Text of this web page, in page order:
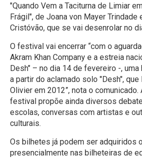
"Quando Vem a Taciturna de Limiar
Frágil", de Joana von Mayer Trindade
Cristóvão, que se vai desenrolar no
O festival vai encerrar “com o
Akram Khan Company e a estreia
Desh" – no dia 14 de fevereiro -,
a partir do aclamado solo "Desh",
Olivier em 2012”, nota o comunicado.
festival propõe ainda diversos
escolas, conversas com artistas e
culturais.
Os bilhetes já podem ser adquiridos
presencialmente nas bilheteiras de